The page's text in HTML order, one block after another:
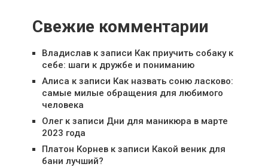
Свежие комментарии
Владиславк записи Как приучить собаку к
себе: шаги к дружбе и пониманию
Алиса к записи Как назвать соню ласково:
самые милые обращения для любимого
человека
Олегк записи Дни для маникюра в марте
2023 года
Платон Корневк записи Какой веник для
бани лучший?